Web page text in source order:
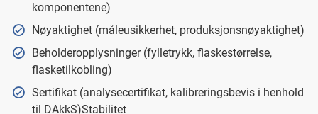
komponentene)
Nøyaktighet (måleusikkerhet, produksjonsnøyaktighet)
Beholderopplysninger (fylletrykk, flaskestørrelse,
flasketilkobling)
Sertifikat (analysecertifikat, kalibreringsbevis i henhold
til DAkkS)Stabilitet